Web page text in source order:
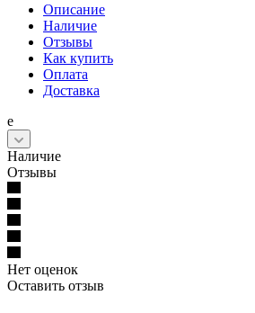
Описание
Наличие
Отзывы
Как купить
Оплата
Доставка
е
Наличие
Отзывы
Нет оценок
Оставить отзыв